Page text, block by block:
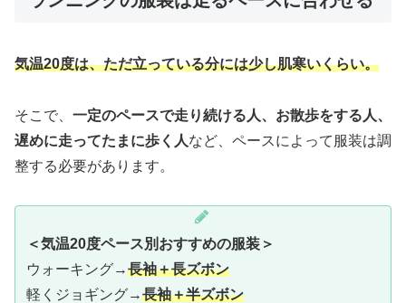
気温20度は、ただ立っている分には少し肌寒いくらい。
そこで、 一定のペースで走り続ける人、お散歩をする人、
遅めに走ってたまに歩く人など、ペースによって服装は調
整する必要があります。
＜気温20度ペース別おすすめの服装＞
ウォーキング→長袖＋長ズボン
軽くジョギング→長袖＋半ズボン